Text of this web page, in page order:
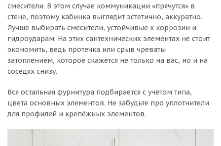
смесители. В этом случае коммуникации «прячутся» в
стене, поэтому кабинка выглядит эстетично, аккуратно.
Лучше выбирать смесители, устойчивые к коррозии и
гидроударам. На этих сантехнических элементах не стоит
экономить, ведь протечка или срыв чреваты
затоплением, которое скажется не только на вас, но и на
соседях снизу.
Вся остальная фурнитура подбирается с учётом типа,
цвета основных элементов. Не забудьте про уплотнители
для профилей и крепёжных элементов.